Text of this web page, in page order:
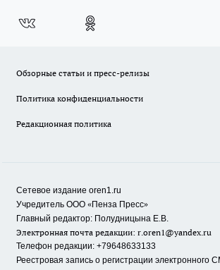
Обзорные статьи и пресс-релизы
Политика конфиденциальности
Редакционная политика
Сетевое издание oren1.ru
Учредитель ООО «Пенза Пресс»
Главный редактор: Полудницына Е.В.
Электронная почта редакции: r.oren1@yandex.ru
Телефон редакции: +79648633133
Реестровая запись о регистрации